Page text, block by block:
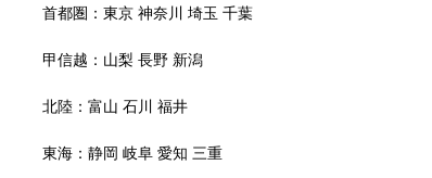
首都圏： 東京 神奈川 埼玉 千葉
甲信越： 山梨 長野 新潟
北陸： 富山 石川 福井
東海： 静岡 岐阜 愛知 三重